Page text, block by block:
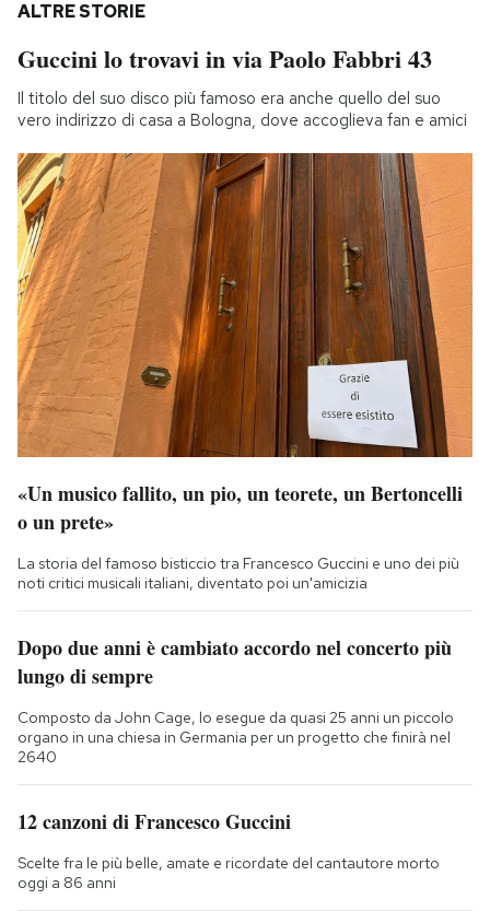
ALTRE STORIE
Guccini lo trovavi in via Paolo Fabbri 43
Il titolo del suo disco più famoso era anche quello del suo
vero indirizzo di casa a Bologna, dove accoglieva fan e amici
«Un musico fallito, un pio, un teorete, un Bertoncelli
o un prete»
La storia del famoso bisticcio tra Francesco Guccini e uno dei più
noti critici musicali italiani, diventato poi un'amicizia
Dopo due anni è cambiato accordo nel concerto più
lungo di sempre
Composto da John Cage, lo esegue da quasi 25 anni un piccolo
organo in una chiesa in Germania per un progetto che finirà nel
2640
12 canzoni di Francesco Guccini
Scelte fra le più belle, amate e ricordate del cantautore morto
oggi a 86 anni